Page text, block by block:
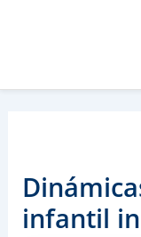
infantil